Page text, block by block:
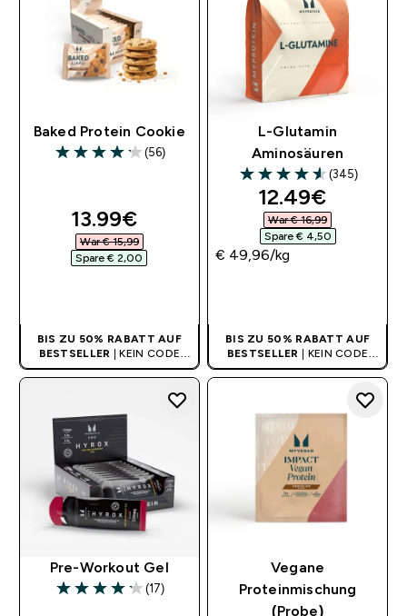
Baked Protein Cookie
4.16 out of 5 stars
(56)
discounted price
13.99€‎
War € 15,99‎
Spare € 2,00‎
BIS ZU 50% RABATT AUF
BESTSELLER
| KEIN CODE
BENÖTIGT
L-Glutamin
Aminosäuren
4.56 out of 5 stars
(345)
discounted
12.49€‎
War € 16,99‎
Spare € 4,50‎
€ 49,96‎/kg
BIS ZU 50% RABATT AUF
BESTSELLER
| KEIN CODE
BENÖTIGT
Pre-Workout Gel
4.18 out of 5 stars
(17)
Vegane
Proteinmischung
(Probe)